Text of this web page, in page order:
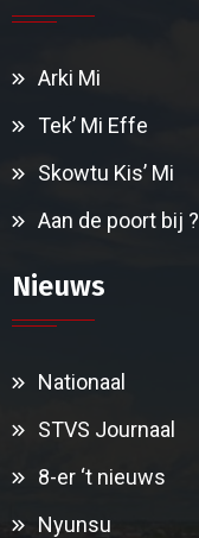
Arki Mi
Tek’ Mi Effe
Skowtu Kis’ Mi
Aan de poort bij ?
Nieuws
Nationaal
STVS Journaal
8-er ‘t nieuws
Nyunsu